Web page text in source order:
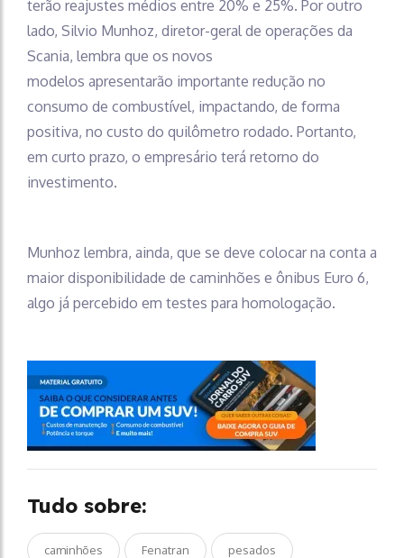
terão reajustes médios entre 20% e 25%. Por outro
lado, Silvio Munhoz, diretor-geral de operações da
Scania, lembra que os novos
modelos apresentarão importante redução no
consumo de combustível, impactando, de forma
positiva, no custo do quilômetro rodado. Portanto,
em curto prazo, o empresário terá retorno do
investimento.
Munhoz lembra, ainda, que se deve colocar na conta a
maior disponibilidade de caminhões e ônibus Euro 6,
algo já percebido em testes para homologação.
Tudo sobre:
caminhões Fenatran pesados